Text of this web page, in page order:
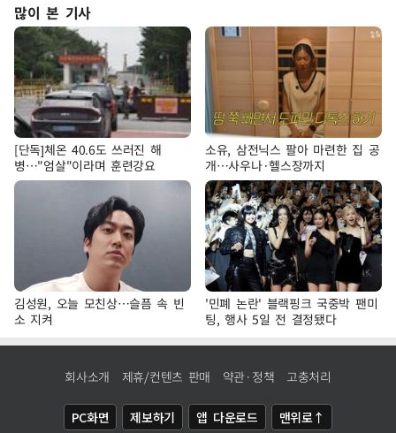
많이 본 기사
[단독]체온 40.6도 쓰러진 해
병…"엄살"이라며 훈련강요
소유, 삼전닉스 팔아 마련한 집 공
개…사우나·헬스장까지
김성원, 오늘 모친상…슬픔 속 빈
소 지켜
'민폐 논란' 블랙핑크 국중박 팬미
팅, 행사 5일 전 결정됐다
회사소개 제휴/컨텐츠 판매 약관·정책 고충처리
PC화면 제보하기 앱 다운로드 맨위로↑